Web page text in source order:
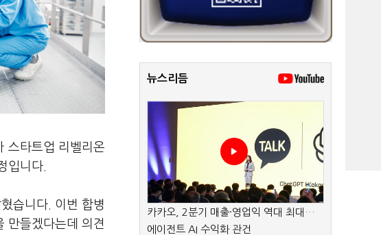
스타트업 리벨리온
입니다.
습니다. 이번 합병
만들겠다는데 의견
뉴스리듬
카카오, 2분기 매출·영업익 역대 최대…
에이전트 AI 수익화 관건